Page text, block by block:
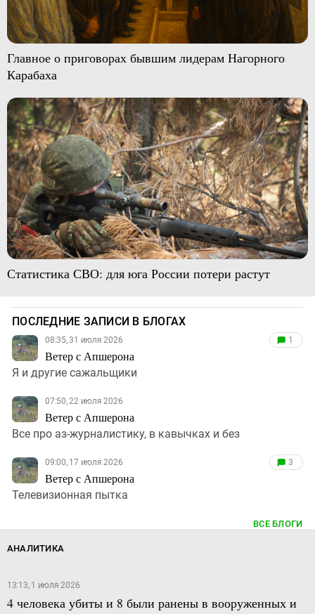
Главное о приговорах бывшим лидерам Нагорного
Карабаха
Статистика СВО: для юга России потери растут
ПОСЛЕДНИЕ ЗАПИСИ В БЛОГАХ
08:35, 31 июля 2026
Ветер с Апшерона
1
Я и другие сажальщики
07:50, 22 июля 2026
Ветер с Апшерона
Все про аз-журналистику, в кавычках и без
09:00, 17 июля 2026
Ветер с Апшерона
3
Телевизионная пытка
ВСЕ БЛОГИ
АНАЛИТИКА
13:13, 1 июля 2026
4 человека убиты и 8 были ранены в вооруженных и